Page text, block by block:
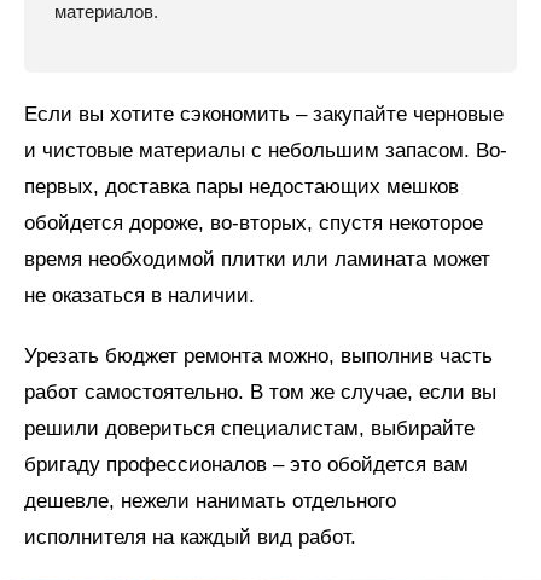
материалов.
Если вы хотите сэкономить – закупайте черновые
и чистовые материалы с небольшим запасом. Во-
первых, доставка пары недостающих мешков
обойдется дороже, во-вторых, спустя некоторое
время необходимой плитки или ламината может
не оказаться в наличии.
Урезать бюджет ремонта можно, выполнив часть
работ самостоятельно. В том же случае, если вы
решили довериться специалистам, выбирайте
бригаду профессионалов – это обойдется вам
дешевле, нежели нанимать отдельного
исполнителя на каждый вид работ.